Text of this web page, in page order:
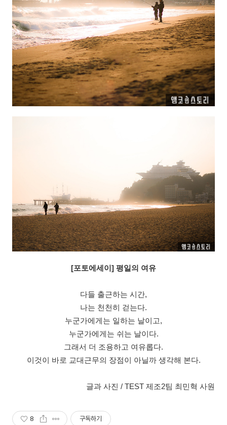
[포토에세이] 평일의 여유
다들 출근하는 시간,
나는 천천히 걷는다.
누군가에게는 일하는 날이고,
누군가에게는 쉬는 날이다.
그래서 더 조용하고 여유롭다.
이것이 바로 교대근무의 장점이 아닐까 생각해 본다.
글과 사진 / TEST 제조2팀 최민혁 사원
8 구독하기